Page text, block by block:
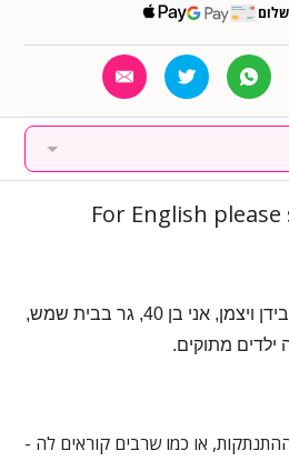
For English
, קוראים לי אבידן ויצמן, אני בן 40, גר בבית שמש,
ילדים מתוקים.
או כמו שרבים קוראים לה -